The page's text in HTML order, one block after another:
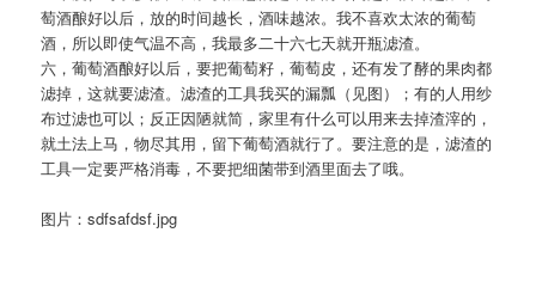
萄酒酿好以后，放的时间越长，酒味越浓。我不喜欢太浓的葡萄
酒，所以即使气温不高，我最多二十六七天就开瓶滤渣。
六，葡萄酒酿好以后，要把葡萄籽，葡萄皮，还有发了酵的果肉都
滤掉，这就要滤渣。滤渣的工具我买的漏瓢（见图）；有的人用纱
布过滤也可以；反正因陋就简，家里有什么可以用来去掉渣滓的，
就土法上马，物尽其用，留下葡萄酒就行了。要注意的是，滤渣的
工具一定要严格消毒，不要把细菌带到酒里面去了哦。
图片：sdfsafdsf.jpg